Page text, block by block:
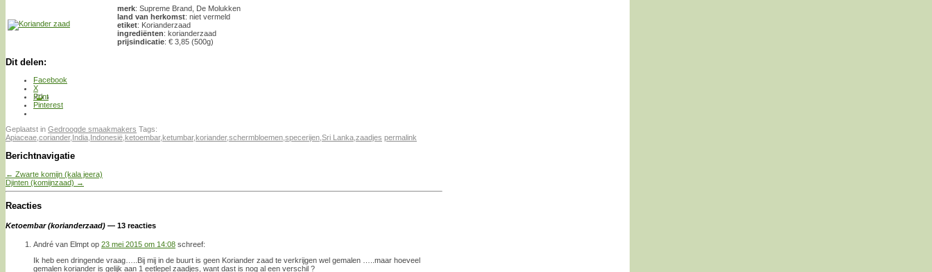
merk: Supreme Brand, De Molukken
land van herkomst: niet vermeld
etiket: Korianderzaad
ingrediënten: korianderzaad
prijsindicatie: € 3,85 (500g)
Dit delen:
Facebook
X
Print
Pinterest
Geplaatst in Gedroogde smaakmakers Tags:
Apiaceae,coriander, India, Indonesië,ketoembar,ketumbar,koriander,schermbloemen,specerijen,Sri Lanka,zaadjes permalink
Berichtnavigatie
← Zwarte komijn (kala jeera)
Djinten (komijnzaad) →
Reacties
Ketoembar (korianderzaad) — 13 reacties
André van Elmpt op 23 mei 2015 om 14:08 schreef:
Ik heb een dringende vraag…..Bij mij in de buurt is geen Koriander zaad te verkrijgen wel gemalen …..maar hoeveel
gemalen koriander is gelijk aan 1 eetlepel zaadjes, want dast is nog al een verschil ?